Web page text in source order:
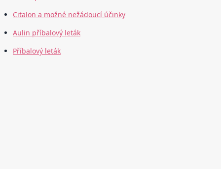
Citalon a možné nežádoucí účinky
Aulin příbalový leták
Příbalový leták